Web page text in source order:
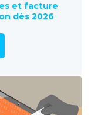
et facture
dès 2026